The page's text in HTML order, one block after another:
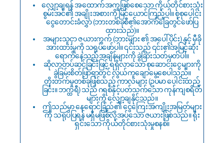
လျှော့ချရန် အထောက်အကူဖြစ်စေသော ကိုယ်တိုင်စားသုံး
စွမ်းအင်၏ အချိုးအစားကို မြင်ယောင်ကြည့်ပါ။ စုစုပေါင်း
ငွေတောင်းခံလွှာ (ဘားတစ်ခုစီ၏အောက်ခြေတွင်ဖော်ပြ
ထားသည်)။
အများသူငှာ ဇယားကွက် (ဘားများ ၏ အပေါ်ပိုင်း) နှင့် မှီခို
အားထားမှုကို သရုပ်ဖော်ပါ။ ၎င်းသည် ၎င်း၏အမြင့်ဆုံး
ရောက်နေသည့်အချိန်များကို ခွဲခြားသတ်မှတ်ပါ။
ဆိုလာတပ်ဆင်ခြင်းဖြင့် ရရှိလာသော စုဆောင်းငွေများကို
ခွဲခြမ်းစိတ်ဖြာရာတွင် လွယ်ကူချောမွေ့စေပါသည်။
တိုးတက်မှုတစ်ခုဖြစ်သည့် ကာလများ (ဥပမာ ပေါင်းထည့်
ခြင်း။ ဘက္ထရီ) သည် ဂရစ်နှင့်ပတ်သက်သော ကုန်ကျစရိတ်
များကို လျှော့ချနိုင်သည်။
ဤသည်မှာ နေရောင်ခြည်၏ ငွေကြေးအကျိုးအမြတ်များ
ကို သရုပ်ပြရန် မရှိမဖြစ်လိုအပ်သော ဇယားဖြစ်သည်။ ရိုး
ရှင်းသော ကိုယ်တိုင်စားသုံးမှုစနစ်။